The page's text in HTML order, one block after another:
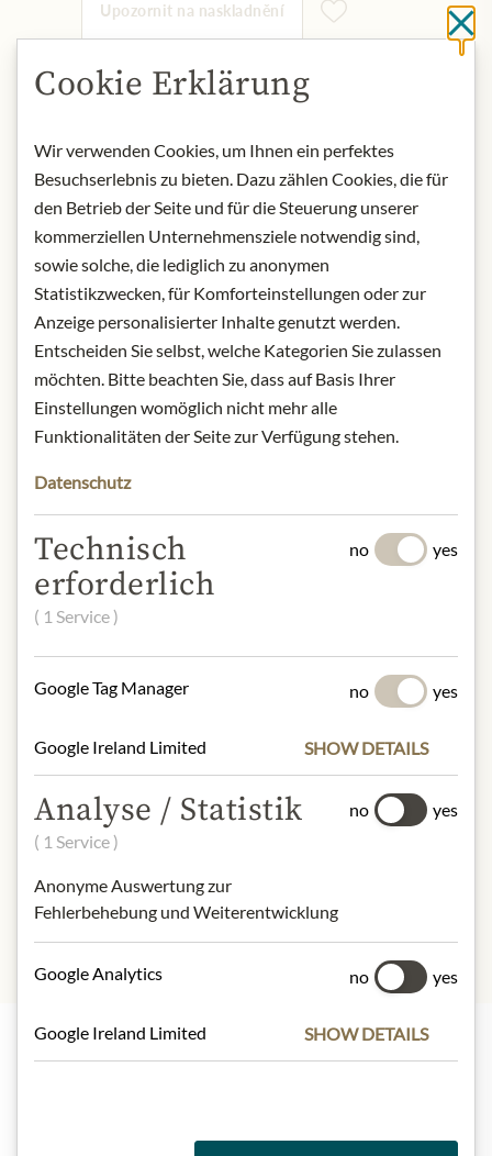
Upozornit na naskladnění
NENÍ SKLADEM
A dense, almost black colour with a
violet hue. On the nose, the wine
presents itself ripe with great
freshness, aromas of red and black
fruits, fine oak, sweet spices and a
smoky note. Deep and dense, the
balanced on the palate, with fine and
sweet tannins and a powerful finish.
Unique expression with aromas of
Origin: France / Rhone
Alcohol content: 13,5%
Contact: Domaine de la Vieille
Route de Courthézon, le Grès, 84100
Orange, France.
Produktdesign von der Abbildung
Schwefeldioxid
Cookie Erklärung
Wir verwenden Cookies, um Ihnen ein perfektes
Besuchserlebnis zu bieten. Dazu zählen Cookies, die für
den Betrieb der Seite und für die Steuerung unserer
kommerziellen Unternehmensziele notwendig sind,
sowie solche, die lediglich zu anonymen
Statistikzwecken, für Komforteinstellungen oder zur
Anzeige personalisierter Inhalte genutzt werden.
Entscheiden Sie selbst, welche Kategorien Sie zulassen
möchten. Bitte beachten Sie, dass auf Basis Ihrer
Einstellungen womöglich nicht mehr alle
Funktionalitäten der Seite zur Verfügung stehen.
Datenschutz
Technisch
erforderlich
( 1 Service )
no yes
Google Tag Manager no yes
Google Ireland Limited SHOW DETAILS
Analyse / Statistik
( 1 Service )
Anonyme Auswertung zur
Fehlerbehebung und Weiterentwicklung
no yes
Google Analytics no yes
Google Ireland Limited SHOW DETAILS